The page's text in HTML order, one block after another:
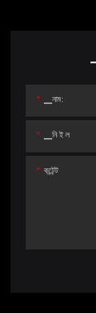
▁নাম:
▁নি ই ল
কন্টেন্ট